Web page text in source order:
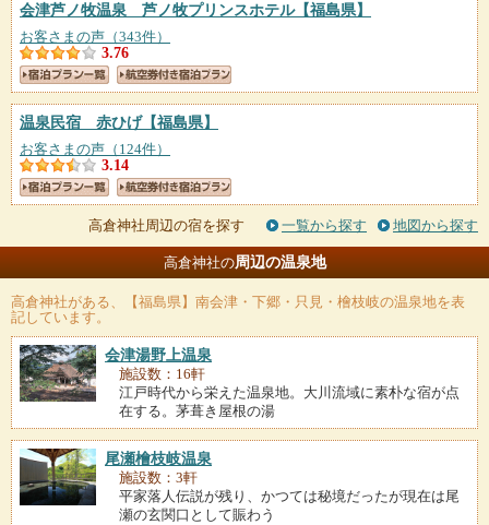
会津芦ノ牧温泉 芦ノ牧プリンスホテル【福島県】
お客さまの声（343件）
3.76
温泉民宿 赤ひげ【福島県】
お客さまの声（124件）
3.14
高倉神社周辺の宿を探す 一覧から探す 地図から探す
高倉神社の周辺の温泉地
高倉神社がある、【福島県】南会津・下郷・只見・檜枝岐の温泉地を表
記しています。
会津湯野上温泉
施設数：16軒
江戸時代から栄えた温泉地。大川流域に素朴な宿が点
在する。茅葺き屋根の湯
尾瀬檜枝岐温泉
施設数：3軒
平家落人伝説が残り、かつては秘境だったが現在は尾
瀬の玄関口として賑わう